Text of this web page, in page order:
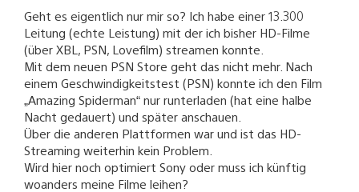
Geht es eigentlich nur mir so? Ich habe einer 13.300
Leitung (echte Leistung) mit der ich bisher HD-Filme
(über XBL, PSN, Lovefilm) streamen konnte.
Mit dem neuen PSN Store geht das nicht mehr. Nach
einem Geschwindigkeitstest (PSN) konnte ich den Film
„Amazing Spiderman“ nur runterladen (hat eine halbe
Nacht gedauert) und später anschauen.
Über die anderen Plattformen war und ist das HD-
Streaming weiterhin kein Problem.
Wird hier noch optimiert Sony oder muss ich künftig
woanders meine Filme leihen?